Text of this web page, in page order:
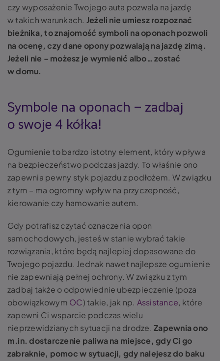
czy wyposażenie Twojego auta pozwala na jazdę
w takich warunkach. Jeżeli nie umiesz rozpoznać
bieżnika, to znajomość symboli na oponach pozwoli
na ocenę, czy dane opony pozwalają na jazdę zimą.
Jeżeli nie – możesz je wymienić albo… zostać
w domu.
Symbole na oponach – zadbaj
o swoje 4 kółka!
Ogumienie to bardzo istotny element, który wpływa
na bezpieczeństwo podczas jazdy. To właśnie ono
zapewnia pewny styk pojazdu z podłożem. W związku
z tym – ma ogromny wpływ na przyczepność,
kierowanie czy hamowanie autem.
Gdy potrafisz czytać oznaczenia opon
samochodowych, jesteś w stanie wybrać takie
rozwiązania, które będą najlepiej dopasowane do
Twojego pojazdu. Jednak nawet najlepsze ogumienie
nie zapewniają pełnej ochrony. W związku z tym
zadbaj także o odpowiednie ubezpieczenie (poza
obowiązkowym OC) takie, jak np. Assistance, które
zapewni Ci wsparcie podczas wielu
nieprzewidzianych sytuacji na drodze.Zapewnia ono
m.in. dostarczenie paliwa na miejsce, gdy Ci go
zabraknie, pomoc w sytuacji, gdy nalejesz do baku